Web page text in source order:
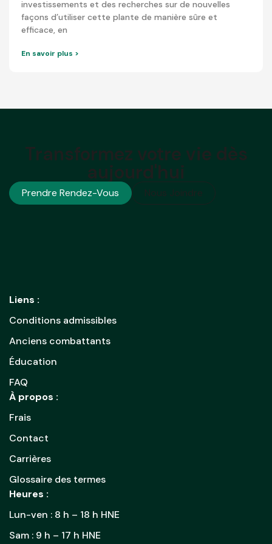
investissements et des recherches sur de nouvelles
façons d’utiliser cette plante de manière sûre et
efficace, en
En savoir plus >
Transformez votre vie dès
aujourd'hui
Prendre Rendez-Vous Nous Joindre
Liens :
Conditions admissibles
Anciens combattants
Éducation
FAQ
À propos :
Frais
Contact
Carrières
Glossaire des termes
Heures :
Lun-ven : 8 h – 18 h HNE
Sam : 9 h – 17 h HNE